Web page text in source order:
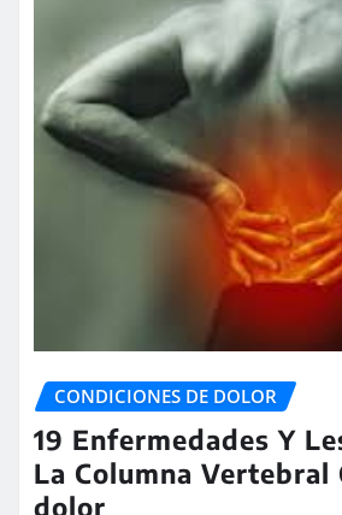
CONDICIONES DE DOLOR
19 Enfermedades Y
La Columna Vertebral
dolor